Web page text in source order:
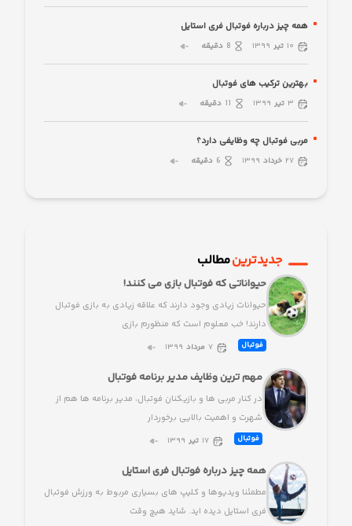
همه چیز درباره فوتبال فری استایل
۱۰ تیر ۱۳۹۹ 8 دقیقه
بهترین ترکیب های فوتبال
۳ تیر ۱۳۹۹ 11 دقیقه
مربی فوتبال چه وظایفی دارد؟
۲۷ خرداد ۱۳۹۹ 6 دقیقه
جدیدترینمطالب
حیواناتی که فوتبال بازی می کنند!
حیوانات زیادی وجود دارند که علاقه زیادی به بازی فوتبال
دارند! خب معلوم است که منظورم بازی
فوتبال ۷ مرداد ۱۳۹۹
مهم ترین وظایف مدیر برنامه فوتبال
در کنار مربی ها و بازیکنان فوتبال، مدیر برنامه ها هم از
شهرت و اهمیت بالایی برخوردار
فوتبال ۱۷ تیر ۱۳۹۹
همه چیز درباره فوتبال فری استایل
مطمئنا ویدیوها و کلیپ های بسیاری مربوط به ورزش فوتبال
فری استایل دیده اید. شاید هیچ وقت